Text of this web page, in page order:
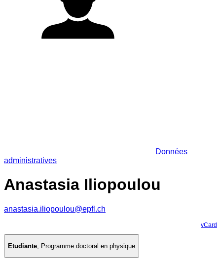
Données
administratives
Anastasia Iliopoulou
anastasia.iliopoulou@epfl.ch
vCard
Etudiante, Programme doctoral en physique